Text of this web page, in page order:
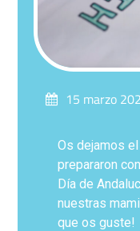
15 marzo
Os dejamos
prepararon
Día de
nuestras
que os guste!